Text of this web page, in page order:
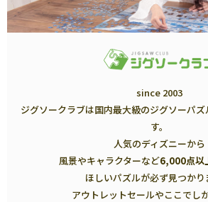
since 2003
ジグソークラブは国内最大級のジグソーパ
す。
人気のディズニーから
風景やキャラクターなど6,000点以
ほしいパズルが必ず見つかり
アウトレットセールやここでし